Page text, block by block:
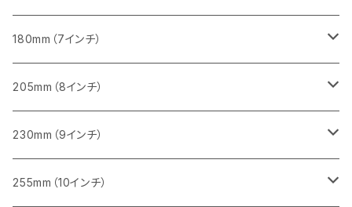
一般道路カッター用
405mm（16インチ）
一般道路カッター用
455ｍｍ（18インチ）
一般道路カッター用
コンクリート切断用
ブロック切断用
レンガ切断用
インターロッキング切断用
みかげ石（御影石）切断用
コンクリート切断用
ブロック切断用
レンガ切断用
みかげ石（御影石）切断用
コンクリート切断用
ブロック切断用
レンガ切断用
180mm（7インチ）
みかげ石（御影石）切断用
コンクリート切断用
ブロック切断用
205mm（8インチ）
みかげ石（御影石）切断用
コンクリート切断用
230mm（9インチ）
みかげ石（御影石）切断用
255mm（10インチ）